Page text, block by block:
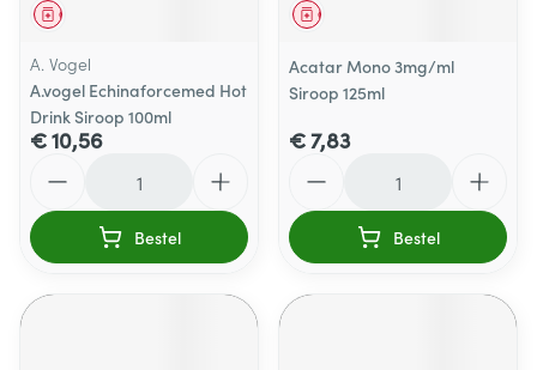
Geneesmiddel
A. Vogel
A.vogel Echinaforcemed Hot
Drink Siroop 100ml
€ 10,56
Bestel
Geneesmiddel
Acatar Mono 3mg/ml
Siroop 125ml
€ 7,83
Bestel